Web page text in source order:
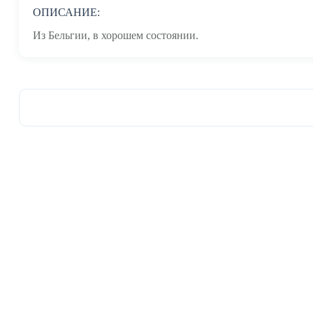
ОПИСАНИЕ:
Из Бельгии, в хорошем состоянии.